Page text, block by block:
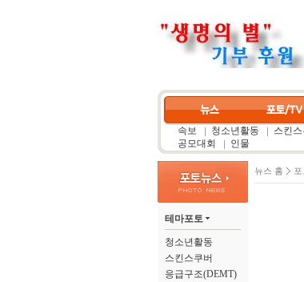
속보 청소년활동 스킨스
공모대회
인물
테마포토
청소년활동
스킨스쿠버
응급구조(DEMT)
뉴스 홈 포